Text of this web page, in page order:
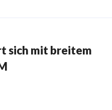
sich mit breitem